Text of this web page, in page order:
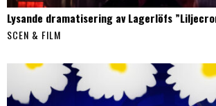
Lysande dramatisering av Lagerlöfs
SCEN & FILM